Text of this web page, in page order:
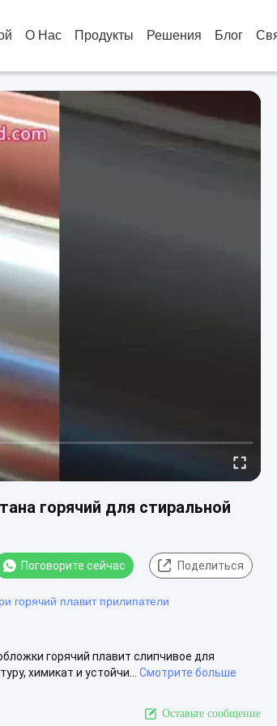
О Нас Продукты Решения Блог
горячий для стиральной
Поговорите сейчас Поделиться
горячий плавит прилипатели
горячий плавит слипчивое для
химикат и устойчи...
Смотрите больше
Оставьте сообщение